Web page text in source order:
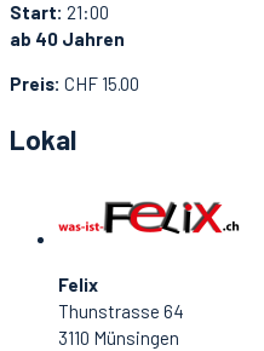
Start: 21:00
ab 40 Jahren
Preis: CHF 15.00
Lokal
Felix
Thunstrasse 64
3110 Münsingen